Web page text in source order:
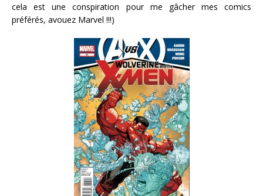
cela est une conspiration pour me gâcher mes comics
préférés, avouez Marvel !!!)